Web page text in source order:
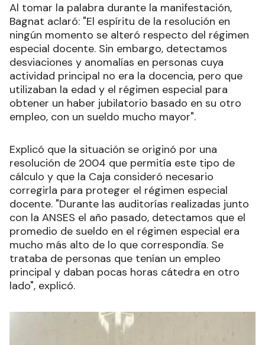
Al tomar la palabra durante la manifestación,
Bagnat aclaró: "El espíritu de la resolución en
ningún momento se alteró respecto del régimen
especial docente. Sin embargo, detectamos
desviaciones y anomalías en personas cuya
actividad principal no era la docencia, pero que
utilizaban la edad y el régimen especial para
obtener un haber jubilatorio basado en su otro
empleo, con un sueldo mucho mayor".
Explicó que la situación se originó por una
resolución de 2004 que permitía este tipo de
cálculo y que la Caja consideró necesario
corregirla para proteger el régimen especial
docente. "Durante las auditorías realizadas junto
con la ANSES el año pasado, detectamos que el
promedio de sueldo en el régimen especial era
mucho más alto de lo que correspondía. Se
trataba de personas que tenían un empleo
principal y daban pocas horas cátedra en otro
lado", explicó.